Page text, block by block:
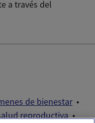
a través del
de bienestar
reproductiva